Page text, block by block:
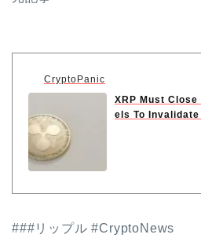
CryptoPanic
XRP Must
els To
###リップル #CryptoNews